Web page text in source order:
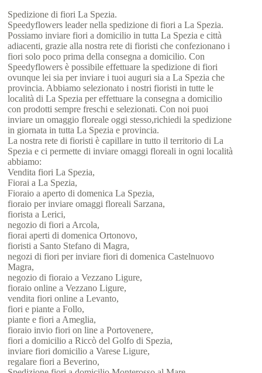
Spedizione di fiori La Spezia.
Speedyflowers leader nella spedizione di fiori a La Spezia.
Possiamo inviare fiori a domicilio in tutta La Spezia e città
adiacenti, grazie alla nostra rete di fioristi che confezionano i
fiori solo poco prima della consegna a domicilio. Con
Speedyflowers è possibile effettuare la spedizione di fiori
ovunque lei sia per inviare i tuoi auguri sia a La Spezia che
provincia. Abbiamo selezionato i nostri fioristi in tutte le
località di La Spezia per effettuare la consegna a domicilio
con prodotti sempre freschi e selezionati. Con noi puoi
inviare un omaggio floreale oggi stesso,richiedi la spedizione
in giornata in tutta La Spezia e provincia.
La nostra rete di fioristi è capillare in tutto il territorio di La
Spezia e ci permette di inviare omaggi floreali in ogni località
abbiamo:
Vendita fiori La Spezia,
Fiorai a La Spezia,
Fioraio a aperto di domenica La Spezia,
fioraio per inviare omaggi floreali Sarzana,
fiorista a Lerici,
negozio di fiori a Arcola,
fiorai aperti di domenica Ortonovo,
fioristi a Santo Stefano di Magra,
negozi di fiori per inviare fiori di domenica Castelnuovo
Magra,
negozio di fioraio a Vezzano Ligure,
fioraio online a Vezzano Ligure,
vendita fiori online a Levanto,
fiori e piante a Follo,
piante e fiori a Ameglia,
fioraio invio fiori on line a Portovenere,
fiori a domicilio a Riccò del Golfo di Spezia,
inviare fiori domicilio a Varese Ligure,
regalare fiori a Beverino,